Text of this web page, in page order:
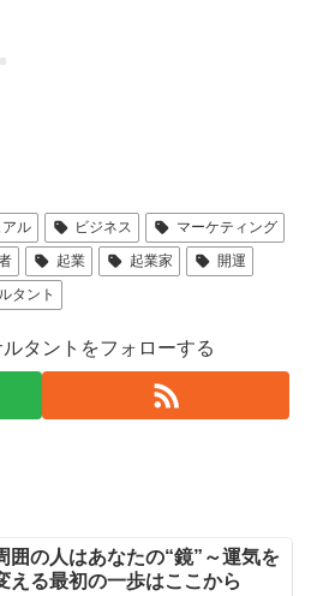
ル ビジネス
マーケティング
起業 起業家
開運
タント
タントをフォローする
囲の人はあなたの“鏡”～運気を
える最初の一歩はここから